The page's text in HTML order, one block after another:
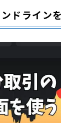
ドライン